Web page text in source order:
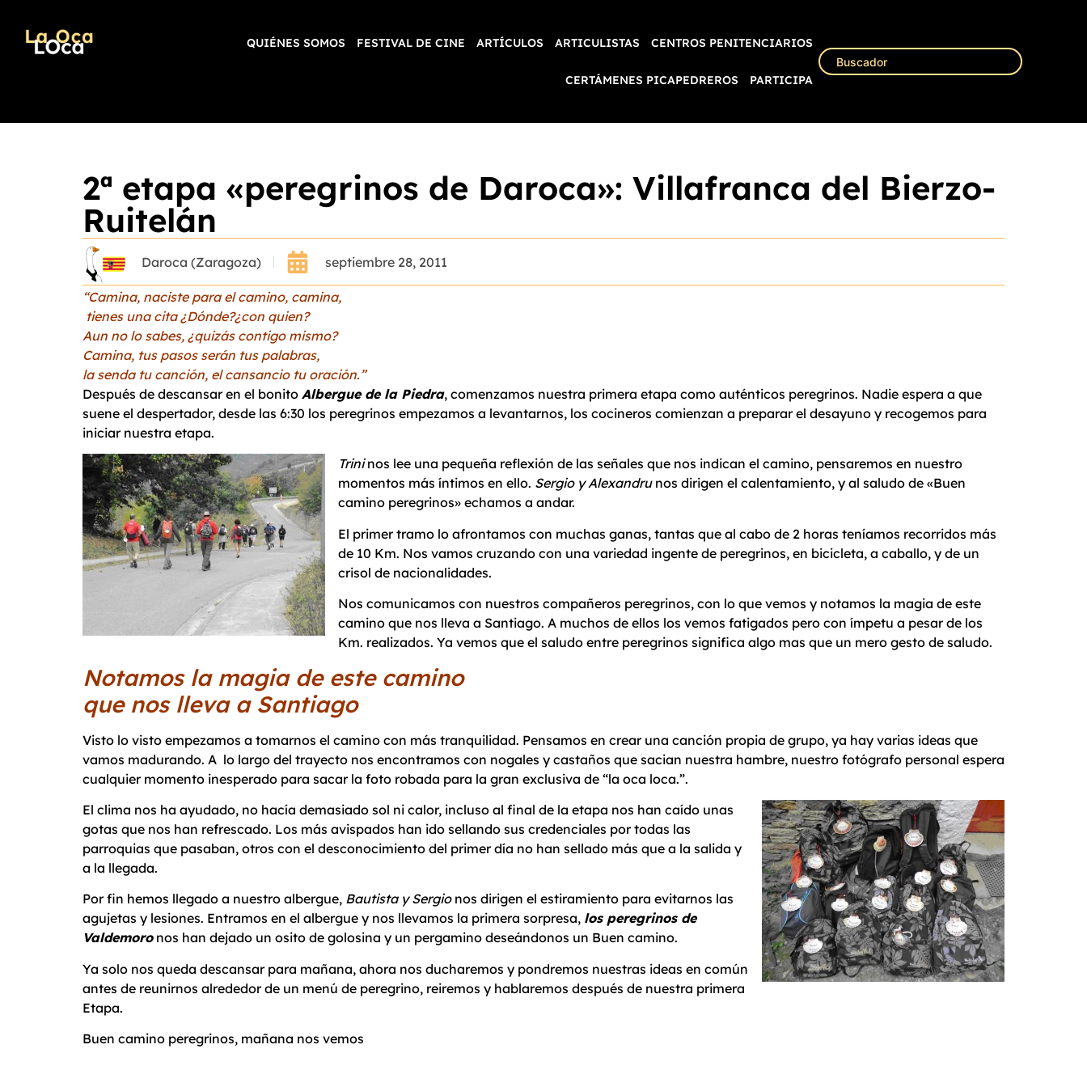
QUIÉNES SOMOS FESTIVAL DE CINE ARTÍCULOS ARTICULISTAS CENTROS PENITENCIARIOS
CERTÁMENES PICAPEDREROS PARTICIPA
2ª etapa «peregrinos de Daroca»: Villafranca del Bierzo-
Ruitelán
Daroca (Zaragoza) septiembre 28, 2011
“Camina, naciste para el camino, camina,
tienes una cita ¿Dónde?¿con quien?
Aun no lo sabes, ¿quizás contigo mismo?
Camina, tus pasos serán tus palabras,
la senda tu canción, el cansancio tu oración.”
Después de descansar en el bonito Albergue de la Piedra, comenzamos nuestra primera etapa como auténticos peregrinos. Nadie espera a que
suene el despertador, desde las 6:30 los peregrinos empezamos a levantarnos, los cocineros comienzan a preparar el desayuno y recogemos para
iniciar nuestra etapa.
Trininos lee una pequeña reflexión de las señales que nos indican el camino, pensaremos en nuestro
momentos más íntimos en ello. Sergio y Alexandrunos dirigen el calentamiento, y al saludo de «Buen
camino peregrinos» echamos a andar.
El primer tramo lo afrontamos con muchas ganas, tantas que al cabo de 2 horas teníamos recorridos más
de 10 Km. Nos vamos cruzando con una variedad ingente de peregrinos, en bicicleta, a caballo, y de un
crisol de nacionalidades.
Nos comunicamos con nuestros compañeros peregrinos, con lo que vemos y notamos la magia de este
camino que nos lleva a Santiago. A muchos de ellos los vemos fatigados pero con ímpetu a pesar de los
Km. realizados. Ya vemos que el saludo entre peregrinos significa algo mas que un mero gesto de saludo.
Notamos la magia de este camino
que nos lleva a Santiago
Visto lo visto empezamos a tomarnos el camino con más tranquilidad. Pensamos en crear una canción propia de grupo, ya hay varias ideas que
vamos madurando. A lo largo del trayecto nos encontramos con nogales y castaños que sacian nuestra hambre, nuestro fotógrafo personal espera
cualquier momento inesperado para sacar la foto robada para la gran exclusiva de “la oca loca.”.
El clima nos ha ayudado, no hacía demasiado sol ni calor, incluso al final de la etapa nos han caído unas
gotas que nos han refrescado. Los más avispados han ido sellando sus credenciales por todas las
parroquias que pasaban, otros con el desconocimiento del primer día no han sellado más que a la salida y
a la llegada.
Por fin hemos llegado a nuestro albergue, Bautista y Sergionos dirigen el estiramiento para evitarnos las
agujetas y lesiones. Entramos en el albergue y nos llevamos la primera sorpresa, los peregrinos de
Valdemoronos han dejado un osito de golosina y un pergamino deseándonos un Buen camino.
Ya solo nos queda descansar para mañana, ahora nos ducharemos y pondremos nuestras ideas en común
antes de reunirnos alrededor de un menú de peregrino, reiremos y hablaremos después de nuestra primera
Etapa.
Buen camino peregrinos, mañana nos vemos